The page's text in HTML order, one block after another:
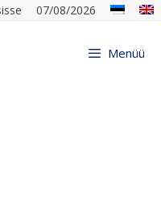
07/08/2026
Menüü